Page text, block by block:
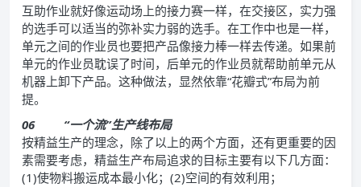
互助作业就好像运动场上的接力赛一样，在交接区，实力强
的选手可以适当的弥补实力弱的选手。在工作中也是一样，
单元之间的作业员也要把产品像接力棒一样去传递。如果前
单元的作业员耽误了时间，后单元的作业员就帮助前单元从
机器上卸下产品。这种做法，显然依靠“花瓣式”布局为前
提。
06 “一个流”生产线布局
按精益生产的理念，除了以上的两个方面，还有更重要的因
素需要考虑，精益生产布局追求的目标主要有以下几方面：
(1)使物料搬运成本最小化；(2)空间的有效利用；